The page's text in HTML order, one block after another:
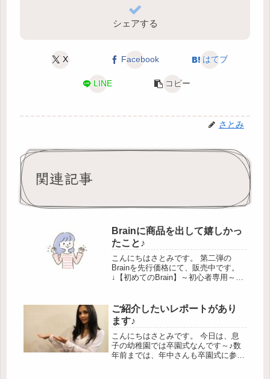
シェアする
X Facebook はてブ
LINE コピー
さとみ
関連記事
Brainに商品を出して嬉しかっ
たこと♪
こんにちはさとみです。 第二弾の
Brainを先行価格にて、販売中です。
↓【初めてのBrain】～初心者専用～投
させていただきます。 それと、「さ
とみの活動を覗いてみたい♪...
ご紹介したいレポートがあり
ます♪
こんにちはさとみです。 今日は、息
子の幼稚園では卒園式なんです～♪数
年前までは、年中さんも卒園式に参列